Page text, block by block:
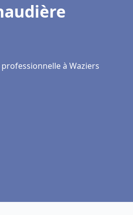
à Waziers